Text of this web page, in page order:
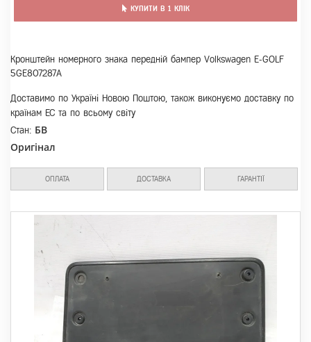
КУПИТИ В 1 КЛІК
Кронштейн номерного знака передній бампер Volkswagen E-GOLF
5GE807287A
Доставимо по Україні Новою Поштою, також виконуємо доставку по
країнам ЕС та по всьому світу
Стан: БВ
Оригінал
ОПЛАТА ДОСТАВКА ГАРАНТІЇ